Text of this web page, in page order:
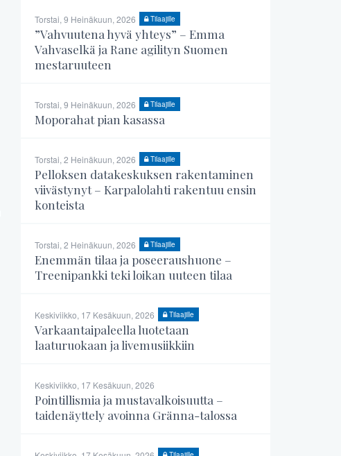
Torstai, 9 Heinäkuun, 2026 Tilaajille
”Vahvuutena hyvä yhteys” – Emma
Vahvaselkä ja Rane agilityn Suomen
mestaruuteen
Torstai, 9 Heinäkuun, 2026 Tilaajille
Moporahat pian kasassa
Torstai, 2 Heinäkuun, 2026 Tilaajille
Pelloksen datakeskuksen rakentaminen
viivästynyt – Karpalolahti rakentuu ensin
konteista
Torstai, 2 Heinäkuun, 2026 Tilaajille
Enemmän tilaa ja poseeraushuone –
Treenipankki teki loikan uuteen tilaa
Keskiviikko, 17 Kesäkuun, 2026 Tilaajille
Varkaantaipaleella luotetaan
laaturuokaan ja livemusiikkiin
Keskiviikko, 17 Kesäkuun, 2026
Pointillismia ja mustavalkoisuutta –
taidenäyttely avoinna Gränna-talossa